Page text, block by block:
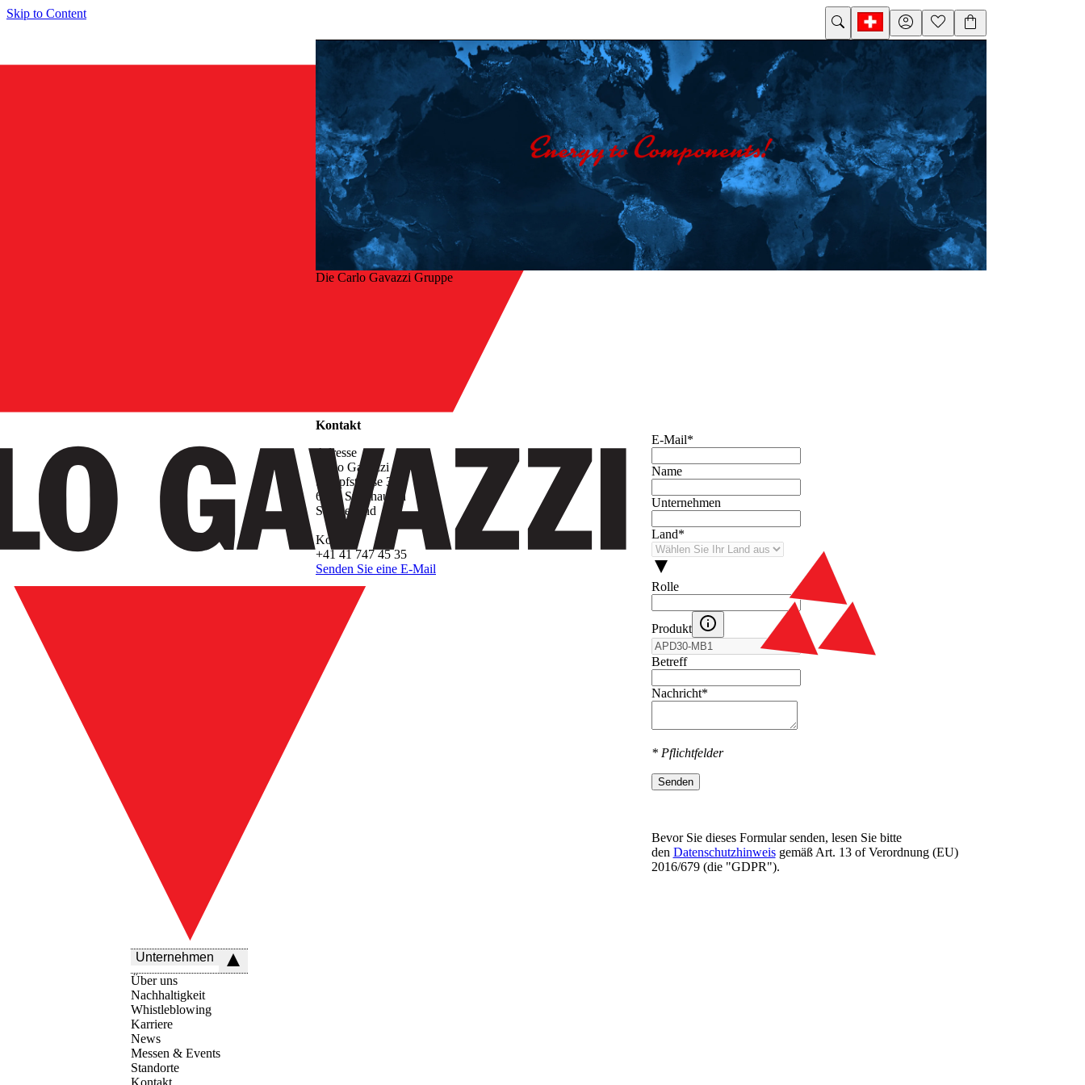
Skip to Content
Unternehmen
Über uns
Nachhaltigkeit
Whistleblowing
Karriere
News
Messen & Events
Standorte
Kontakt
Die Carlo Gavazzi Gruppe
Kontakt
Adresse
Carlo Gavazzi AG
Sumpfstrasse 3
6312 Steinhausen
Switzerland
Kontakt
+41 41 747 45 35
Senden Sie eine E-Mail
E-Mail*
Name
Unternehmen
Land*
Rolle
Produkt
Betreff
Nachricht*
* Pflichtfelder
Senden
Bevor Sie dieses Formular senden, lesen Sie bitte
den Datenschutzhinweisgemäß Art. 13 оf Verordnung (EU)
2016/679 (die "GDPR").